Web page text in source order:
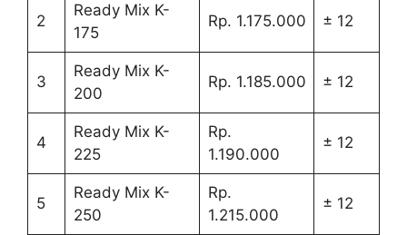
2
Ready Mix K-
175
Rp. 1.175.000 ± 12
3
Ready Mix K-
200
Rp. 1.185.000 ± 12
4
Ready Mix K-
225
Rp.
1.190.000
± 12
5
Ready Mix K-
250
Rp.
1.215.000
± 12